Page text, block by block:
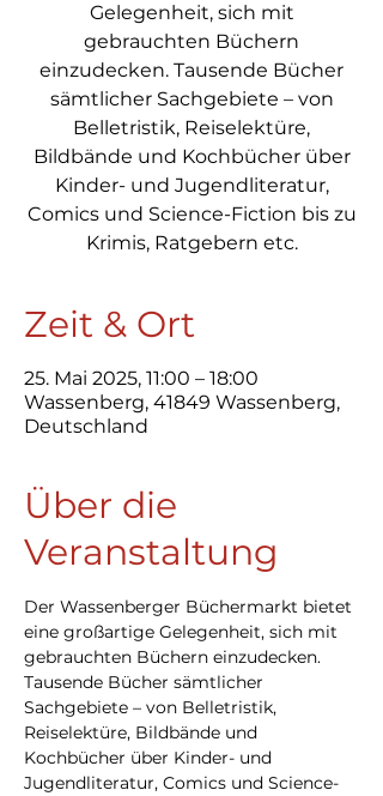
Gelegenheit, sich mit
gebrauchten Büchern
einzudecken. Tausende Bücher
sämtlicher Sachgebiete – von
Belletristik, Reiselektüre,
Bildbände und Kochbücher über
Kinder- und Jugendliteratur,
Comics und Science-Fiction bis zu
Krimis, Ratgebern etc.
Zeit & Ort
25. Mai 2025, 11:00 – 18:00
Wassenberg, 41849 Wassenberg,
Deutschland
Über die
Veranstaltung
Der Wassenberger Büchermarkt bietet
eine großartige Gelegenheit, sich mit
gebrauchten Büchern einzudecken.
Tausende Bücher sämtlicher
Sachgebiete – von Belletristik,
Reiselektüre, Bildbände und
Kochbücher über Kinder- und
Jugendliteratur, Comics und Science-